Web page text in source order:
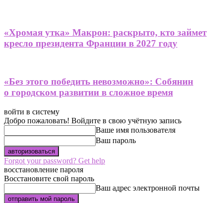
«Хромая утка» Макрон: раскрыто, кто займет
кресло президента Франции в 2027 году
«Без этого победить невозможно»: Собянин
о городском развитии в сложное время
войти в систему
Добро пожаловать! Войдите в свою учётную запись
Ваше имя пользователя
Ваш пароль
Forgot your password? Get help
восстановление пароля
Восстановите свой пароль
Ваш адрес электронной почты